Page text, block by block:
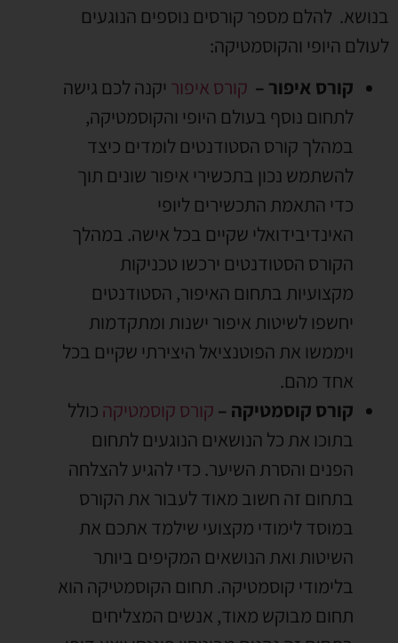
בנושא. להלם מספר קורסים נוספים הנוגעים
לעולם היופי והקוסמטיקה:
קורס איפור – קורס איפור יקנה לכם גישה
לתחום נוסף בעולם היופי והקוסמטיקה,
במהלך קורס הסטודנטים לומדים כיצד
להשתמש נכון בתכשירי איפור שונים תוך
כדי התאמת התכשירים ליופי
האינדיבידואלי שקיים בכל אישה. במהלך
הקורס הסטודנטים ירכשו טכניקות
מקצועיות בתחום האיפור, הסטודנטים
יחשפו לשיטות איפור ישנות ומתקדמות
ויממשו את הפוטנציאל היצירתי שקיים בכל
אחד מהם.
קורס קוסמטיקה – קורס קוסמטיקה כולל
בתוכו את כל הנושאים הנוגעים לתחום
הפנים והסרת השיער. כדי להגיע להצלחה
בתחום זה חשוב מאוד לעבור את הקורס
במוסד לימודי מקצועי שילמד אתכם את
השיטות ואת הנושאים המקיפים ביותר
בלימודי קוסמטיקה. תחום הקוסמטיקה הוא
תחום מבוקש מאוד, אנשים המצליחים